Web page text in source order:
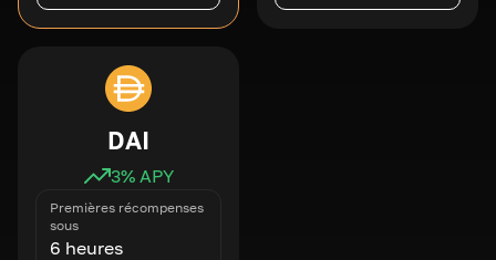
DAI
3% APY
Premières récompenses
sous
6 heures